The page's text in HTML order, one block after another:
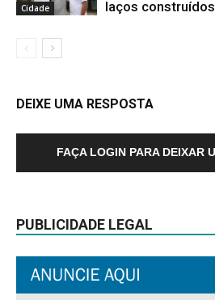
Cidade
laços
DEIXE UMA RESPOSTA
FAÇA LOGIN PARA DEIXAR
PUBLICIDADE LEGAL